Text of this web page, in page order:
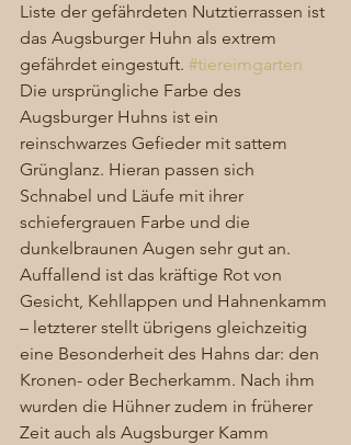
Liste der gefährdeten Nutztierrassen ist
das Augsburger Huhn als extrem
gefährdet eingestuft. #tiereimgarten
Die ursprüngliche Farbe des
Augsburger Huhns ist ein
reinschwarzes Gefieder mit sattem
Grünglanz. Hieran passen sich
Schnabel und Läufe mit ihrer
schiefergrauen Farbe und die
dunkelbraunen Augen sehr gut an.
Auffallend ist das kräftige Rot von
Gesicht, Kehllappen und Hahnenkamm
– letzterer stellt übrigens gleichzeitig
eine Besonderheit des Hahns dar: den
Kronen- oder Becherkamm. Nach ihm
wurden die Hühner zudem in früherer
Zeit auch als Augsburger Kamm